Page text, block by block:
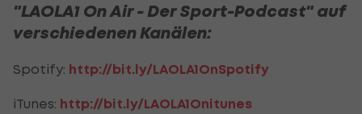
"LAOLA1 On Air - Der Sport-Podcast" auf
verschiedenen Kanälen:
Spotify: http://bit.ly/LAOLA1OnSpotify
iTunes: http://bit.ly/LAOLA1Onitunes